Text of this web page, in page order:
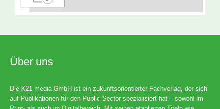
Über uns
Die K21 media GmbH ist ein zukunftsorientierter Fachverlag, der sich
auf Publikationen für den Public Sector spezialisiert hat – sowohl im